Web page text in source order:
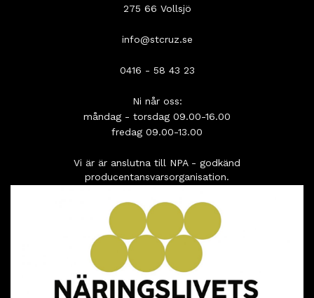
275 66 Vollsjö
info@stcruz.se
0416 - 58 43 23
Ni når oss:
måndag - torsdag 09.00-16.00
fredag 09.00-13.00
Vi är är anslutna till NPA - godkänd
producentansvarsorganisation.